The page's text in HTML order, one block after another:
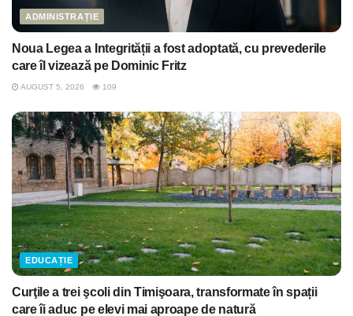
ADMINISTRAȚIE
Noua Legea a Integrității a fost adoptată, cu prevederile
care îl vizează pe Dominic Fritz
AUGUST 5, 2026 109
EDUCAȚIE
Curţile a trei şcoli din Timişoara, transformate în spații
care îi aduc pe elevi mai aproape de natură